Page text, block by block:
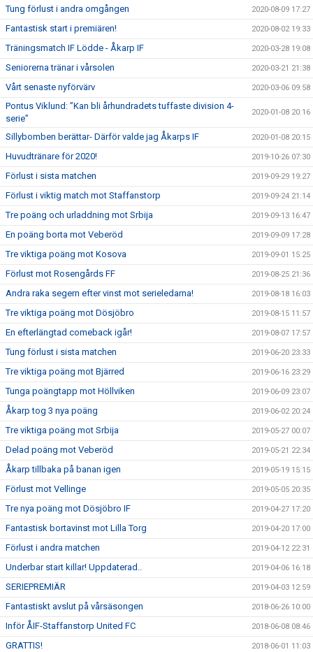
Tung förlust i andra omgången 2020-08-09 17:27
Fantastisk start i premiären! 2020-08-02 19:33
Träningsmatch IF Lödde - Åkarp IF 2020-03-28 19:08
Seniorerna tränar i vårsolen 2020-03-21 21:38
Vårt senaste nyförvärv 2020-03-06 09:58
Pontus Viklund: ”Kan bli århundradets tuffaste division 4-
serie”
2020-01-08 20:16
Sillybomben berättar- Därför valde jag Åkarps IF 2020-01-08 20:15
Huvudtränare för 2020! 2019-10-26 07:30
Förlust i sista matchen 2019-09-29 19:27
Förlust i viktig match mot Staffanstorp 2019-09-24 21:14
Tre poäng och urladdning mot Srbija 2019-09-13 16:47
En poäng borta mot Veberöd 2019-09-09 17:28
Tre viktiga poäng mot Kosova 2019-09-01 15:25
Förlust mot Rosengårds FF 2019-08-25 21:36
Andra raka segern efter vinst mot serieledarna! 2019-08-18 16:03
Tre viktiga poäng mot Dösjöbro 2019-08-15 11:57
En efterlängtad comeback igår! 2019-08-07 17:57
Tung förlust i sista matchen 2019-06-20 23:33
Tre viktiga poäng mot Bjärred 2019-06-16 23:29
Tunga poängtapp mot Höllviken 2019-06-09 23:07
Åkarp tog 3 nya poäng 2019-06-02 20:24
Tre viktiga poäng mot Srbija 2019-05-27 00:07
Delad poäng mot Veberöd 2019-05-21 22:34
Åkarp tillbaka på banan igen 2019-05-19 15:15
Förlust mot Vellinge 2019-05-05 20:35
Tre nya poäng mot Dösjöbro IF 2019-04-27 17:20
Fantastisk bortavinst mot Lilla Torg 2019-04-20 17:00
Förlust i andra matchen 2019-04-12 22:31
Underbar start killar! Uppdaterad.. 2019-04-06 16:18
SERIEPREMIÄR 2019-04-03 12:59
Fantastiskt avslut på vårsäsongen 2018-06-26 10:00
Inför ÅIF-Staffanstorp United FC 2018-06-08 08:46
GRATTIS! 2018-06-01 11:03